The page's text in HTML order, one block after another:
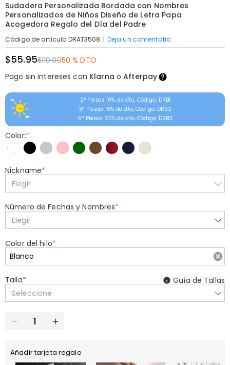
Sudadera Personalizada Bordada con Nombres
Personalizados de Niños Diseño de Letra Papa
Acogedora Regalo del Día del Padre
Código de artículo:DRAT3508 | Deja un comentatio
$55.95$110.0050 % DTO
Pago sin intereses con Klarna oAfterpay
2ª Piezas 10% de dto, Código: DRB1
3ª Piezas 15% de dto, Código: DRB2
5ª Piezas 20% de dto, Código: DRB3
Color:*
Nickname*
Elegir
Número de Fechas y Nombres*
Elegir
Color del hilo*
Talla*
Seleccione
Guía de Tallas
Añadir tarjeta regalo